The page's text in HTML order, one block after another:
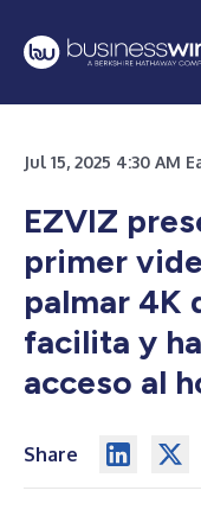
Jul 15, 2025 4:30 AM
EZVIZ
primer
palmar 4K
facilita y
acceso al
Share